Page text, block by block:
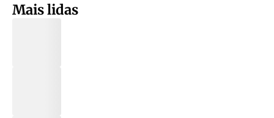
Mais lidas